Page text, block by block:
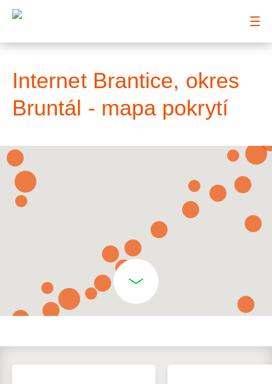
Internet Brantice, okres
Bruntál - mapa pokrytí
: Mapa pokrytí město